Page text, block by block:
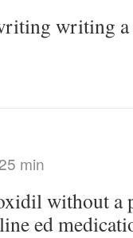
writing a
min
without
ed